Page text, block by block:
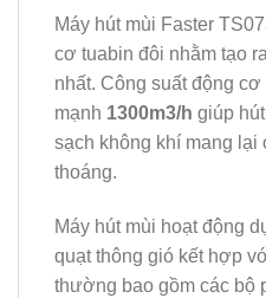
Máy hút mùi Faster
cơ tuabin đôi nhằm tạo
nhất. Công suất động cơ
mạnh 1300m3/h giúp
sạch không khí mang lại
thoáng.
Máy hút mùi hoạt động
quạt thông gió kết hợp
thường bao gồm các bộ